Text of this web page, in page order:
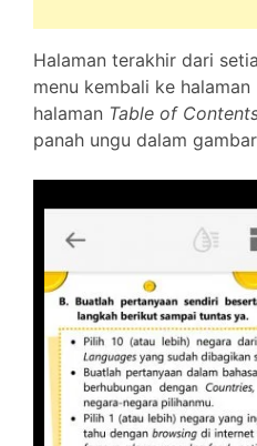
Halaman terakhir dari
menu kembali ke halaman
halaman Table of
panah ungu dalam